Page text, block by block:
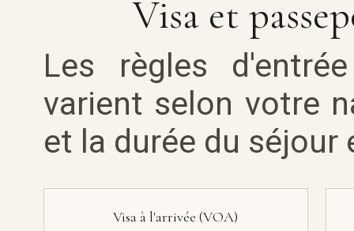
Visa et
Les règles
varient selon votre
et la durée du séjour
Visa à l'arrivée (VOA)